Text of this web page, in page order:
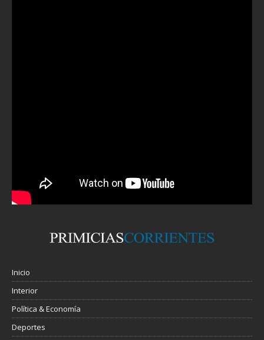
Inicio
Interior
Política & Economía
Deportes